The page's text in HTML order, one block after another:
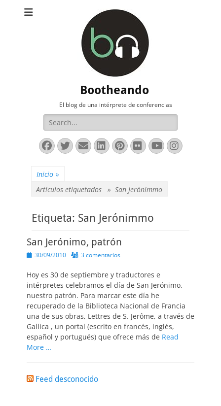
Bootheando
El blog de una intérprete de conferencias
Buscar:
Facebook
Twitter
Correo
electrónico
LinkedIn
Pinterest
FlickrYouTube
Inicio »
Artículos etiquetados » San Jerónimmo
Etiqueta: San Jerónimmo
San Jerónimo, patrón
Publicado
30/09/2010 3 comentarios
Hoy es 30 de septiembre y traductores e
intérpretes celebramos el día de San Jerónimo,
nuestro patrón. Para marcar este día he
recuperado de la Biblioteca Nacional de Francia
una de sus obras, Lettres de S. Jerôme, a través de
Gallica , un portal (escrito en francés, inglés,
español y portugués) que ofrece más de Read
More …
Feed desconocido